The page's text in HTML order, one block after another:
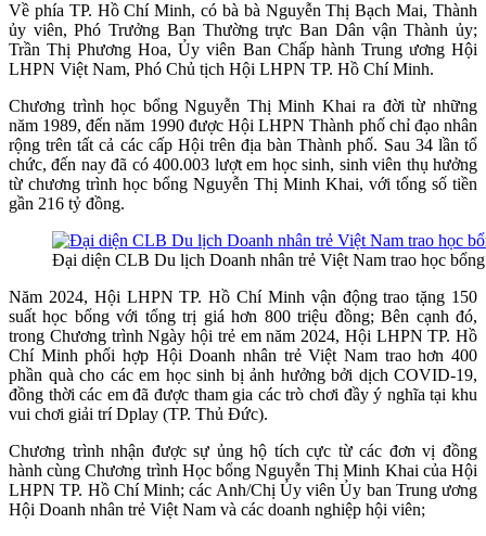
Về phía TP. Hồ Chí Minh, có bà bà Nguyễn Thị Bạch Mai, Thành
ủy viên, Phó Trưởng Ban Thường trực Ban Dân vận Thành ủy;
Trần Thị Phương Hoa, Ủy viên Ban Chấp hành Trung ương Hội
LHPN Việt Nam, Phó Chủ tịch Hội LHPN TP. Hồ Chí Minh.
Chương trình học bổng Nguyễn Thị Minh Khai ra đời từ những
năm 1989, đến năm 1990 được Hội LHPN Thành phố chỉ đạo nhân
rộng trên tất cả các cấp Hội trên địa bàn Thành phố. Sau 34 lần tổ
chức, đến nay đã có 400.003 lượt em học sinh, sinh viên thụ hưởng
từ chương trình học bổng Nguyễn Thị Minh Khai, với tổng số tiền
gần 216 tỷ đồng.
Đại diện CLB Du lịch Doanh nhân trẻ Việt Nam trao học bổng
Năm 2024, Hội LHPN TP. Hồ Chí Minh vận động trao tặng 150
suất học bổng với tổng trị giá hơn 800 triệu đồng; Bên cạnh đó,
trong Chương trình Ngày hội trẻ em năm 2024, Hội LHPN TP. Hồ
Chí Minh phối hợp Hội Doanh nhân trẻ Việt Nam trao hơn 400
phần quà cho các em học sinh bị ảnh hưởng bởi dịch COVID-19,
đồng thời các em đã được tham gia các trò chơi đầy ý nghĩa tại khu
vui chơi giải trí Dplay (TP. Thủ Đức).
Chương trình nhận được sự ủng hộ tích cực từ các đơn vị đồng
hành cùng Chương trình Học bổng Nguyễn Thị Minh Khai của Hội
LHPN TP. Hồ Chí Minh; các Anh/Chị Ủy viên Ủy ban Trung ương
Hội Doanh nhân trẻ Việt Nam và các doanh nghiệp hội viên;